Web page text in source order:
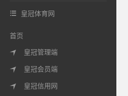
 皇冠体育网
首页
 皇冠管理端
 皇冠会员端
 皇冠信用网